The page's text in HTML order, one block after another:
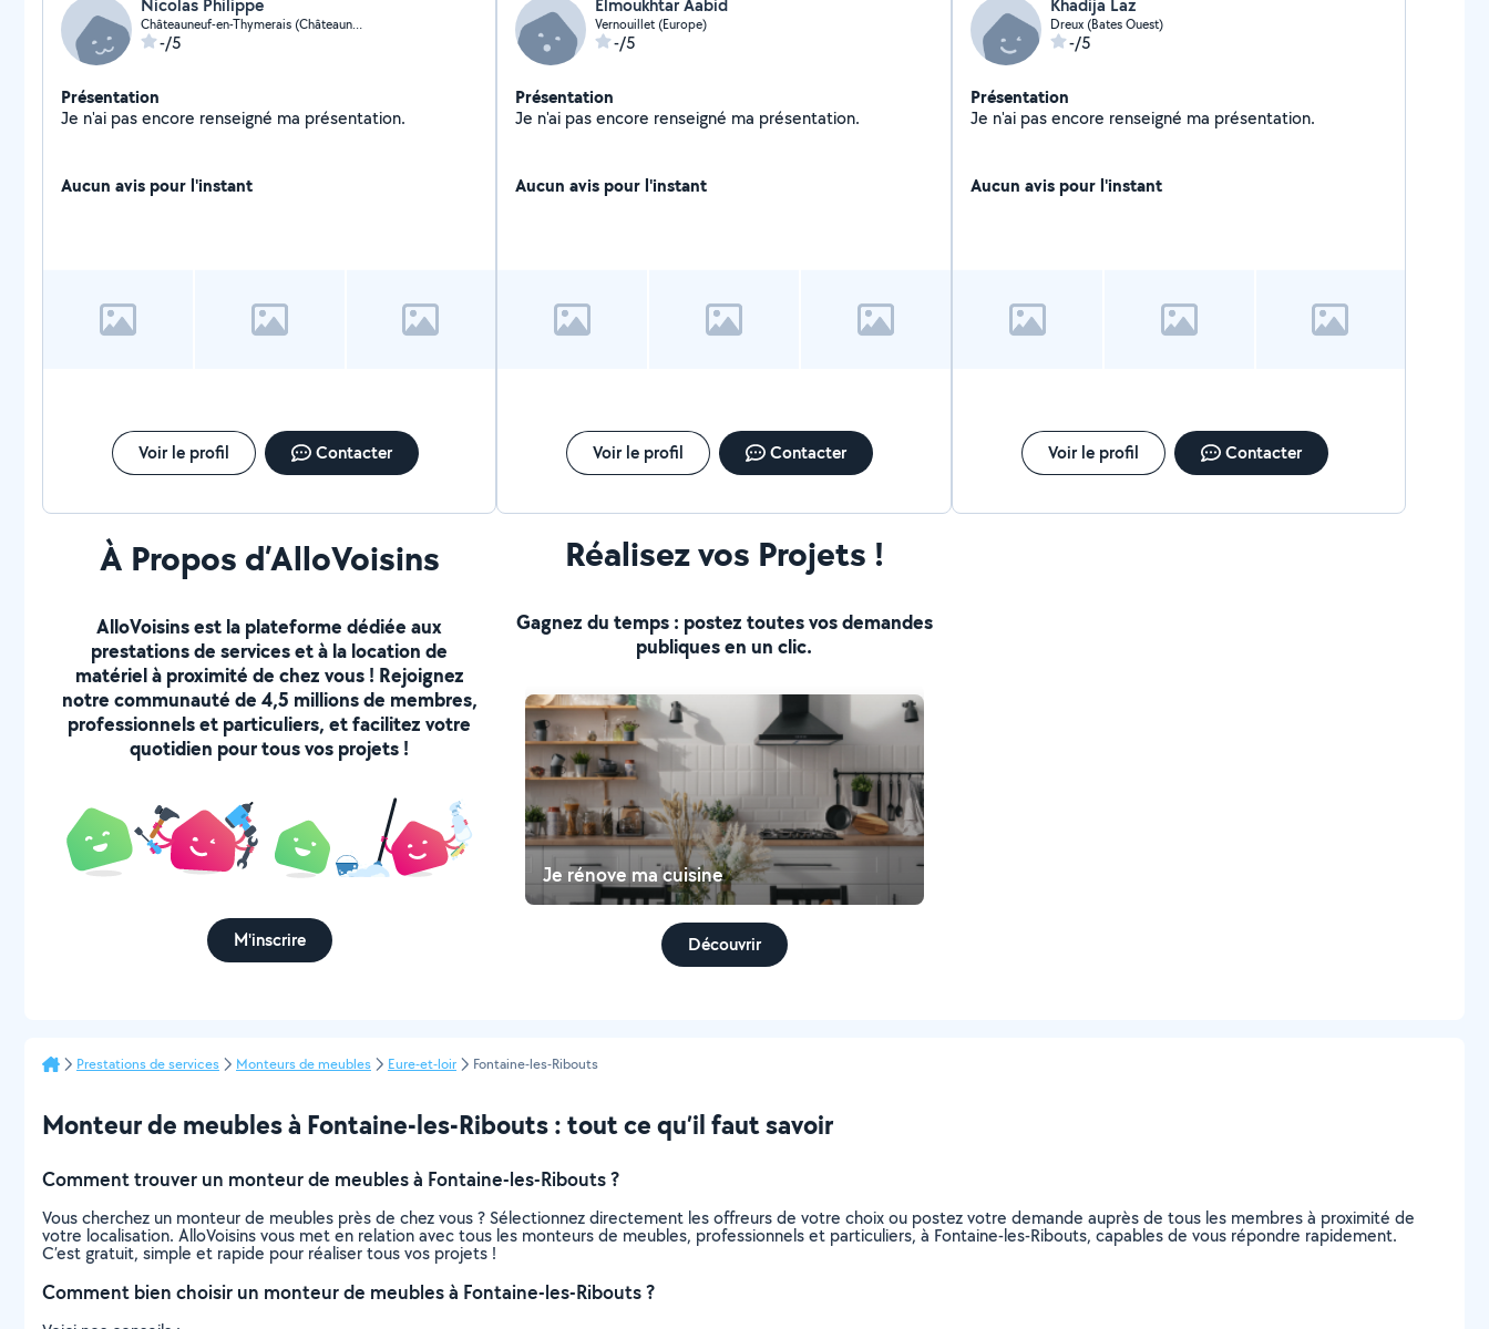
Nicolas Philippe
Châteauneuf-en-Thymerais (Châteauneuf-en-Thymerais)
-/5
Présentation
Je n'ai pas encore renseigné ma présentation.
Aucun avis pour l'instant
Voir le profil Contacter
Elmoukhtar Aabid
Vernouillet (Europe)
-/5
Présentation
Je n'ai pas encore renseigné ma présentation.
Aucun avis pour l'instant
Voir le profil Contacter
Khadija Laz
Dreux (Bates Ouest)
-/5
Présentation
Je n'ai pas encore renseigné ma présentation.
Aucun avis pour l'instant
Voir le profil Contacter
À Propos d’AlloVoisins
AlloVoisins est la plateforme dédiée aux
prestations de services et à la location de
matériel à proximité de chez vous ! Rejoignez
notre communauté de 4,5 millions de membres,
professionnels et particuliers, et facilitez votre
quotidien pour tous vos projets !
M'inscrire
Réalisez vos Projets !
Gagnez du temps : postez toutes vos demandes
publiques en un clic.
Je rénove ma cuisine
Découvrir
Prestations de services Monteurs de meubles Eure-et-loir Fontaine-les-Ribouts
Monteur de meubles à Fontaine-les-Ribouts : tout ce qu’il faut savoir
Comment trouver un monteur de meubles à Fontaine-les-Ribouts ?
Vous cherchez un monteur de meubles près de chez vous ? Sélectionnez directement les offreurs de votre choix ou postez votre demande auprès de tous les membres à proximité de
votre localisation. AlloVoisins vous met en relation avec tous les monteurs de meubles, professionnels et particuliers, à Fontaine-les-Ribouts, capables de vous répondre rapidement.
C’est gratuit, simple et rapide pour réaliser tous vos projets !
Comment bien choisir un monteur de meubles à Fontaine-les-Ribouts ?